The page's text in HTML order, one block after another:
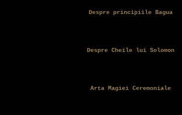
Despre principiile Bagua
Despre Cheile lui Solomon
Arta Magiei Ceremoniale